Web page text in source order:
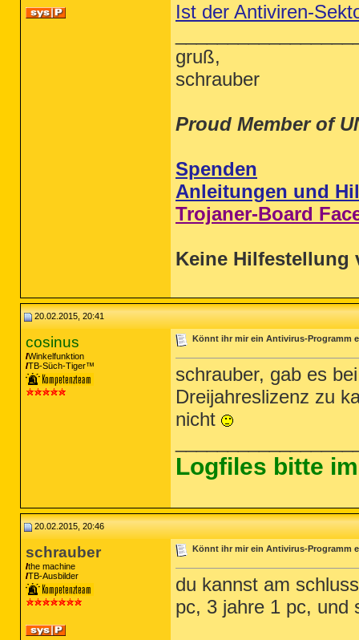
Ist der Antiviren-
gruß,
schrauber
Proud Member of
Spenden
Anleitungen und
Trojaner-Board
Keine Hilfestellung
20.02.2015, 20:41
cosinus
Winkelfunktion
TB-Süch-Tiger™
Könnt ihr mir ein Antivirus-Programm
schrauber, gab es
Dreijahreslizenz zu
nicht
Logfiles bitte
20.02.2015, 20:46
schrauber
the machine
TB-Ausbilder
Könnt ihr mir ein Antivirus-Programm
du kannst am
pc, 3 jahre 1 pc, und